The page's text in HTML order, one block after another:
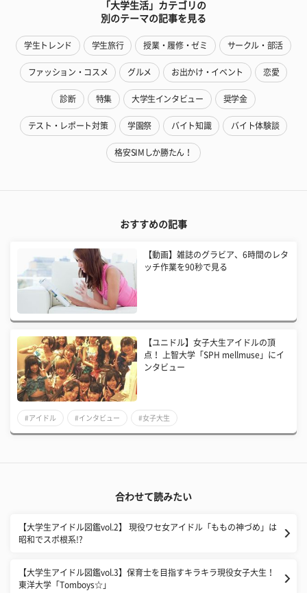
「大学生活」カテゴリの
別のテーマの記事を見る
学生トレンド 学生旅行 授業・履修・ゼミ サークル・部活
ファッション・コスメ グルメ お出かけ・イベント 恋愛
診断 特集 大学生インタビュー 奨学金
テスト・レポート対策 学園祭 バイト知識 バイト体験談
格安SIMしか勝たん！
おすすめの記事
【動画】雑誌のグラビア、6時間のレタ
ッチ作業を90秒で見る
【ユニドル】女子大生アイドルの頂
点！ 上智大学「SPH mellmuse」にイ
ンタビュー
#アイドル #インタビュー #女子大生
合わせて読みたい
【大学生アイドル図鑑vol.2】​ 現役ワセ女アイドル「ももの神づめ」は
昭和でスポ根系!?
【大学生アイドル図鑑vol.3】​保育士を目指すキラキラ現役女子大生！
東洋大学「Tomboys☆」